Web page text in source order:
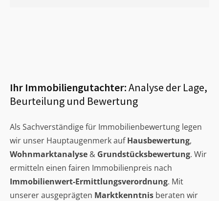
Ihr Immobiliengutachter:Analyse der Lage,
Beurteilung und Bewertung
Als Sachverständige für Immobilienbewertung legen
wir unser Hauptaugenmerk aufHausbewertung,
Wohnmarktanalyse & Grundstücksbewertung. Wir
ermitteln einen fairen Immobilienpreis nach
Immobilienwert-Ermittlungsverordnung. Mit
unserer ausgeprägten Marktkenntnis beraten wir